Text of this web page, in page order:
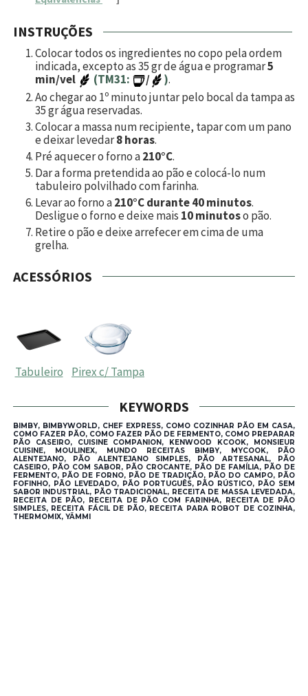
INSTRUÇÕES
Colocar todos os ingredientes no copo pela ordem
indicada, excepto as35gr de água e programar5
min/vel
(TM31: / ).
Ao chegar ao 1º minuto juntar pelo bocal da tampa as
35gr água reservadas.
Colocar a massa num recipiente, tapar com um pano
e deixar levedar8 horas.
Pré aquecer o forno a210°C.
Dar a forma pretendida ao pão e colocá-lo num
tabuleiro polvilhado com farinha.
Levar ao forno a210°C durante 40 minutos.
Desligue o forno e deixe mais 10 minutoso pão.
Retire o pão e deixe arrefecer em cima de uma
grelha.
ACESSÓRIOS
Tabuleiro Pirex c/ Tampa
KEYWORDS
BIMBY, BIMBYWORLD, CHEF EXPRESS, COMO COZINHAR PÃO EM CASA,
COMO FAZER PÃO, COMO FAZER PÃO DE FERMENTO, COMO PREPARAR
PÃO CASEIRO, CUISINE COMPANION, KENWOOD KCOOK, MONSIEUR
CUISINE, MOULINEX, MUNDO RECEITAS BIMBY, MYCOOK, PÃO
ALENTEJANO, PÃO ALENTEJANO SIMPLES, PÃO ARTESANAL, PÃO
CASEIRO, PÃO COM SABOR, PÃO CROCANTE, PÃO DE FAMÍLIA, PÃO DE
FERMENTO, PÃO DE FORNO, PÃO DE TRADIÇÃO, PÃO DO CAMPO, PÃO
FOFINHO, PÃO LEVEDADO, PÃO PORTUGUÊS, PÃO RÚSTICO, PÃO SEM
SABOR INDUSTRIAL, PÃO TRADICIONAL, RECEITA DE MASSA LEVEDADA,
RECEITA DE PÃO, RECEITA DE PÃO COM FARINHA, RECEITA DE PÃO
SIMPLES, RECEITA FÁCIL DE PÃO, RECEITA PARA ROBOT DE COZINHA,
THERMOMIX, YÄMMI